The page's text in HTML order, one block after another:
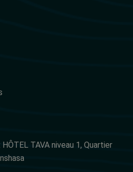
TAVA niveau 1, Quartier